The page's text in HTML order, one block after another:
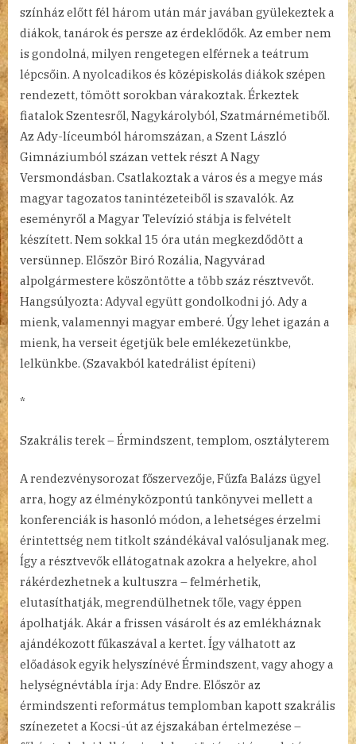
színház előtt fél három után már javában gyülekeztek a
diákok, tanárok és persze az érdeklődők. Az ember nem
is gondolná, milyen rengetegen elférnek a teátrum
lépcsőin. A nyolcadikos és középiskolás diákok szépen
rendezett, tömött sorokban várakoztak. Érkeztek
fiatalok Szentesről, Nagykárolyból, Szatmárnémetiből.
Az Ady-líceumból háromszázan, a Szent László
Gimnáziumból százan vettek részt A Nagy
Versmondásban. Csatlakoztak a város és a megye más
magyar tagozatos tanintézeteiből is szavalók. Az
eseményről a Magyar Televízió stábja is felvételt
készített. Nem sokkal 15 óra után megkezdődött a
versünnep. Először Biró Rozália, Nagyvárad
alpolgármestere köszöntötte a több száz résztvevőt.
Hangsúlyozta: Adyval együtt gondolkodni jó. Ady a
mienk, valamennyi magyar emberé. Úgy lehet igazán a
mienk, ha verseit égetjük bele emlékezetünkbe,
lelkünkbe. (Szavakból katedrálist építeni)
*
Szakrális terek – Érmindszent, templom, osztályterem
A rendezvénysorozat főszervezője, Fűzfa Balázs ügyel
arra, hogy az élményközpontú tankönyvei mellett a
konferenciák is hasonló módon, a lehetséges érzelmi
érintettség nem titkolt szándékával valósuljanak meg.
Így a résztvevők ellátogatnak azokra a helyekre, ahol
rákérdezhetnek a kultuszra – felmérhetik,
elutasíthatják, megrendülhetnek tőle, vagy éppen
ápolhatják. Akár a frissen vásárolt és az emlékháznak
ajándékozott fűkaszával a kertet. Így válhatott az
előadások egyik helyszínévé Érmindszent, vagy ahogy a
helységnévtábla írja: Ady Endre. Először az
érmindszenti református templomban kapott szakrális
színezetet a Kocsi-út az éjszakában értelmezése –